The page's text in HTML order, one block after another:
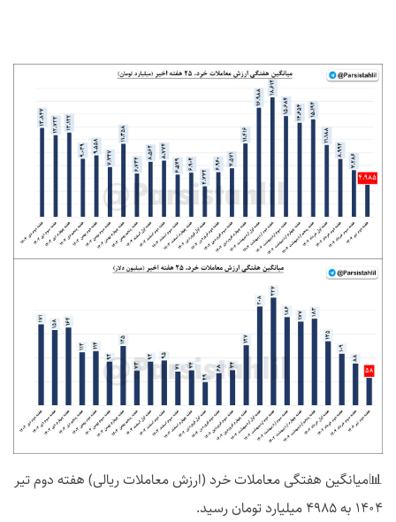
📊میانگین هفتگی معاملات خرد (ارزش معاملات ریالی) هفته دوم تیر
1404 به 4985 میلیارد تومان رسید.